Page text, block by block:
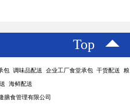
Top
包 调味品配送 企业工厂食堂承包 干货配送 粮
海鲜配送
膳食管理有限公司